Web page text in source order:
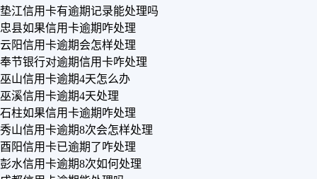
垫江信用卡有逾期记录能处理吗
忠县如果信用卡逾期咋处理
云阳信用卡逾期会怎样处理
奉节银行对逾期信用卡咋处理
巫山信用卡逾期4天怎么办
巫溪信用卡逾期4天处理
石柱如果信用卡逾期咋处理
秀山信用卡逾期8次会怎样处理
酉阳信用卡已逾期了咋处理
彭水信用卡逾期8次如何处理